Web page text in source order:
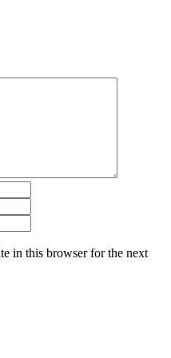
in this browser for the next